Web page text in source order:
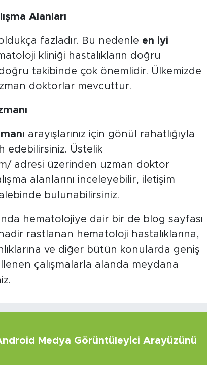
Alanları
fazladır. Bu nedenle en iyi
kliniği hastalıkların doğru
takibinde çok önemlidir. Ülkemizde
doktorlar mevcuttur.
arayışlarınız için gönül rahatlığıyla
edebilirsiniz. Üstelik
adresi üzerinden uzman doktor
alanlarını inceleyebilir, iletişim
bulunabilirsiniz.
hematolojiye dair bir de blog sayfası
rastlanan hematoloji hastalıklarına,
ve diğer bütün konularda geniş
çalışmalarla alanda meydana
Medya Görüntüleyici Arayüzünü